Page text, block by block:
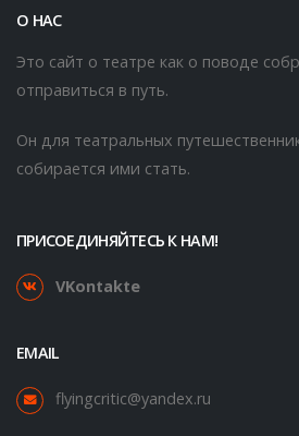
О НАС
Это сайт о театре как о поводе
отправиться в путь.
Он для театральных
собирается ими стать.
ПРИСОЕДИНЯЙТЕСЬ К НАМ!
VKontakte
EMAIL
flyingcritic@yandex.ru